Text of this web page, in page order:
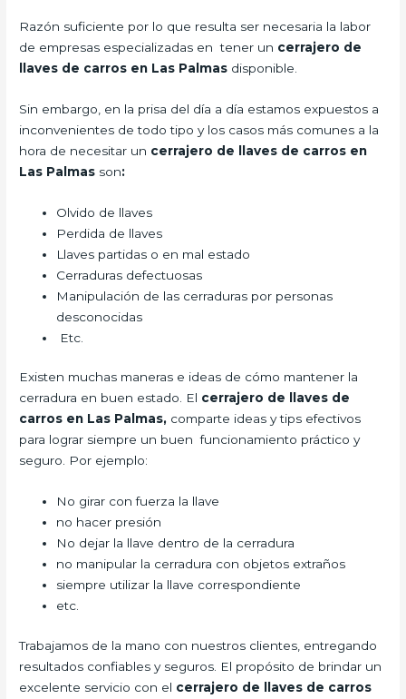
Razón suficiente por lo que resulta ser necesaria la labor
de empresas especializadas en tener un cerrajero de
llaves de carros en Las Palmas disponible.
Sin embargo, en la prisa del día a día estamos expuestos a
inconvenientes de todo tipo y los casos más comunes a la
hora de necesitar un cerrajero de llaves de carros en
Las Palmas son:
Olvido de llaves
Perdida de llaves
Llaves partidas o en mal estado
Cerraduras defectuosas
Manipulación de las cerraduras por personas
desconocidas
Etc.
Existen muchas maneras e ideas de cómo mantener la
cerradura en buen estado. El cerrajero de llaves de
carros en Las Palmas, comparte ideas y tips efectivos
para lograr siempre un buen funcionamiento práctico y
seguro. Por ejemplo:
No girar con fuerza la llave
no hacer presión
No dejar la llave dentro de la cerradura
no manipular la cerradura con objetos extraños
siempre utilizar la llave correspondiente
etc.
Trabajamos de la mano con nuestros clientes, entregando
resultados confiables y seguros. El propósito de brindar un
excelente servicio con el cerrajero de llaves de carros